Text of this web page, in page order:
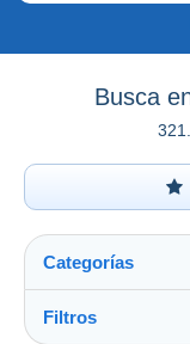
Busca
Categorías
Filtros